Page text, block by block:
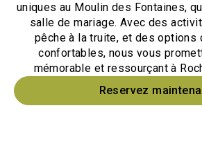
uniques au Moulin des Fontaines,
salle de mariage. Avec des
pêche à la truite, et des options
confortables, nous vous
mémorable et ressourçant à
Reservez